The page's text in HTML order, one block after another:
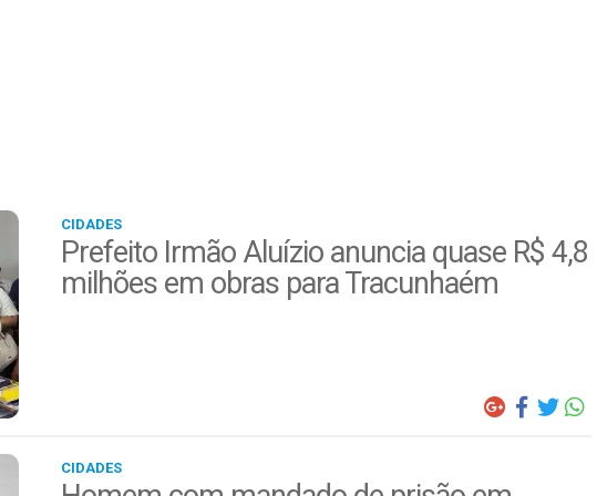
CIDADES
Prefeito Irmão Aluízio anuncia quase R$ 4,8
milhões em obras para Tracunhaém
CIDADES